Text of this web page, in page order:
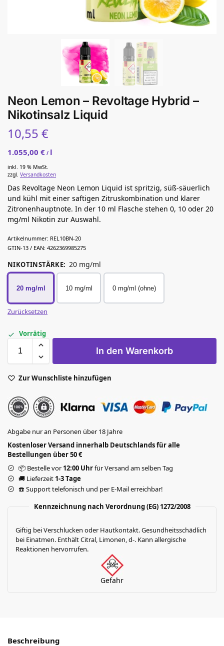
Neon Lemon – Revoltage Hybrid –
Nikotinsalz Liquid
10,55 €
1.055,00 € / l
inkl. 19 % MwSt.
zzgl. Versandkosten
Das Revoltage Neon Lemon Liquid ist spritzig, süß-säuerlich
und kühl mit einer saftigen Zitruskombination und klarer
Zitronenhauptnote. In der 10 ml Flasche stehen 0, 10 oder 20
mg/ml Nikotin zur Auswahl.
Artikelnummer: REL10BN-20
GTIN-13 / EAN: 4262369985275
NIKOTINSTÄRKE: 20 mg/ml
20 mg/ml 10 mg/ml 0 mg/ml (ohne)
Zurücksetzen
Vorrätig
In den Warenkorb
Zur Wunschliste hinzufügen
Abgabe nur an Personen über 18 Jahre
Kostenloser Versand innerhalb Deutschlands für alle
Bestellungen über 50 €
📦 Bestelle vor12:00 Uhrfür Versand am selben Tag
🚚 Lieferzeit 1-3 Tage
☎️ Support telefonisch und per E-Mail erreichbar!
Kennzeichnung nach Verordnung (EG) 1272/2008
Giftig bei Verschlucken oder Hautkontakt. Gesundheitsschädlich
bei Einatmen. Enthält Citral, Limonen, d-. Kann allergische
Reaktionen hervorrufen.
Gefahr
Beschreibung